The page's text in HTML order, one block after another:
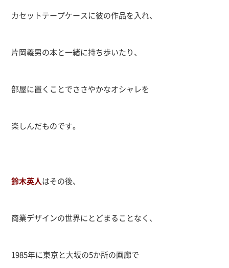
カセットテープケースに彼の作品を入れ、
片岡義男の本と一緒に持ち歩いたり、
部屋に置くことでささやかなオシャレを
楽しんだものです。
鈴木英人はその後、
商業デザインの世界にとどまることなく、
1985年に東京と大坂の5か所の画廊で